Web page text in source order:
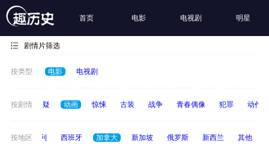
首页 电影 电视剧 明星
剧情片筛选
按类型 电影 电视剧
按剧情
家庭 悬疑 动画 惊悚 古装 战争 青春偶像 犯罪 动作
按地区
度 意大利 西班牙 加拿大 新加坡 俄罗斯 新西兰 其他